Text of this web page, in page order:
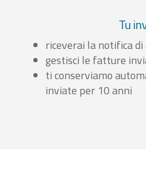
Tu
riceverai la notifica
gestisci le fatture
ti conserviamo
inviate per 10 anni